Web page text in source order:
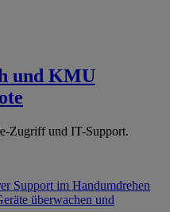
und KMU
Zugriff und IT-Support.
Support im Handumdrehen
überwachen und